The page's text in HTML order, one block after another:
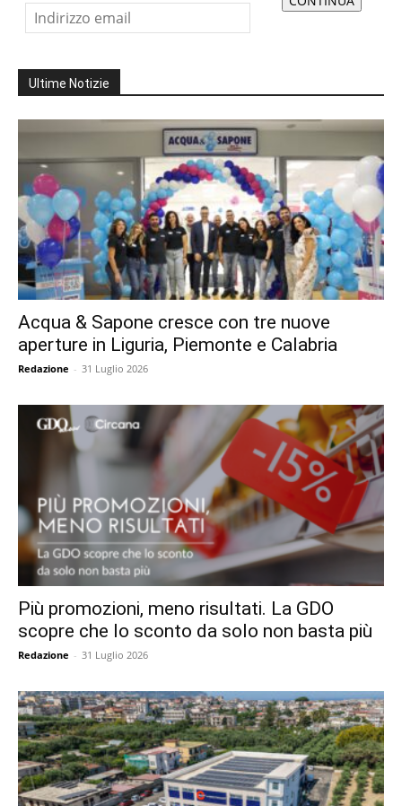
Ultime Notizie
Acqua & Sapone cresce con tre nuove
aperture in Liguria, Piemonte e Calabria
Redazione - 31 Luglio 2026
Più promozioni, meno risultati. La GDO
scopre che lo sconto da solo non basta più
Redazione - 31 Luglio 2026